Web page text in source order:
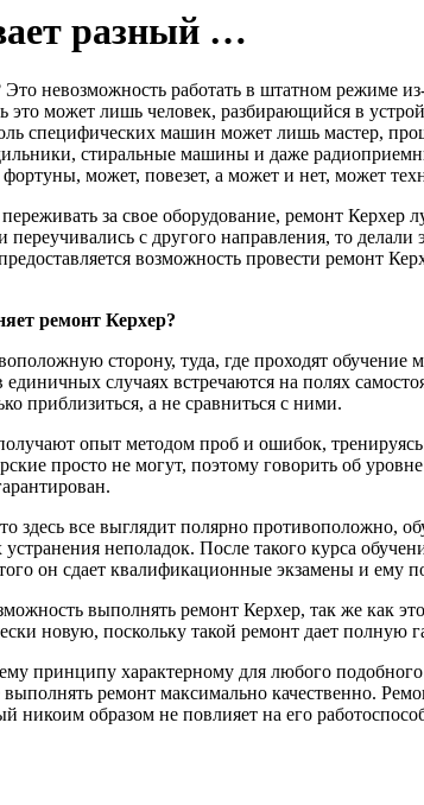
разный …
Это невозможность работать в штатном
это может лишь человек, разбирающийся в
специфических машин может лишь мастер,
стиральные машины и даже
может, повезет, а может и нет, может
за свое оборудование, ремонт
с другого направления, то
возможность провести ремонт
ремонт Керхер?
сторону, туда, где проходят
случаях встречаются на полях
приблизиться, а не сравниться с ними.
опыт методом проб и ошибок,
просто не могут, поэтому говорить об
здесь все выглядит полярно противоположно,
устранения неполадок. После такого курса
он сдает квалификационные экзамены и ему
выполнять ремонт Керхер, так же как
новую, поскольку такой ремонт дает полную
принципу характерному для любого
ремонт максимально качественно.
никоим образом не повлияет на его